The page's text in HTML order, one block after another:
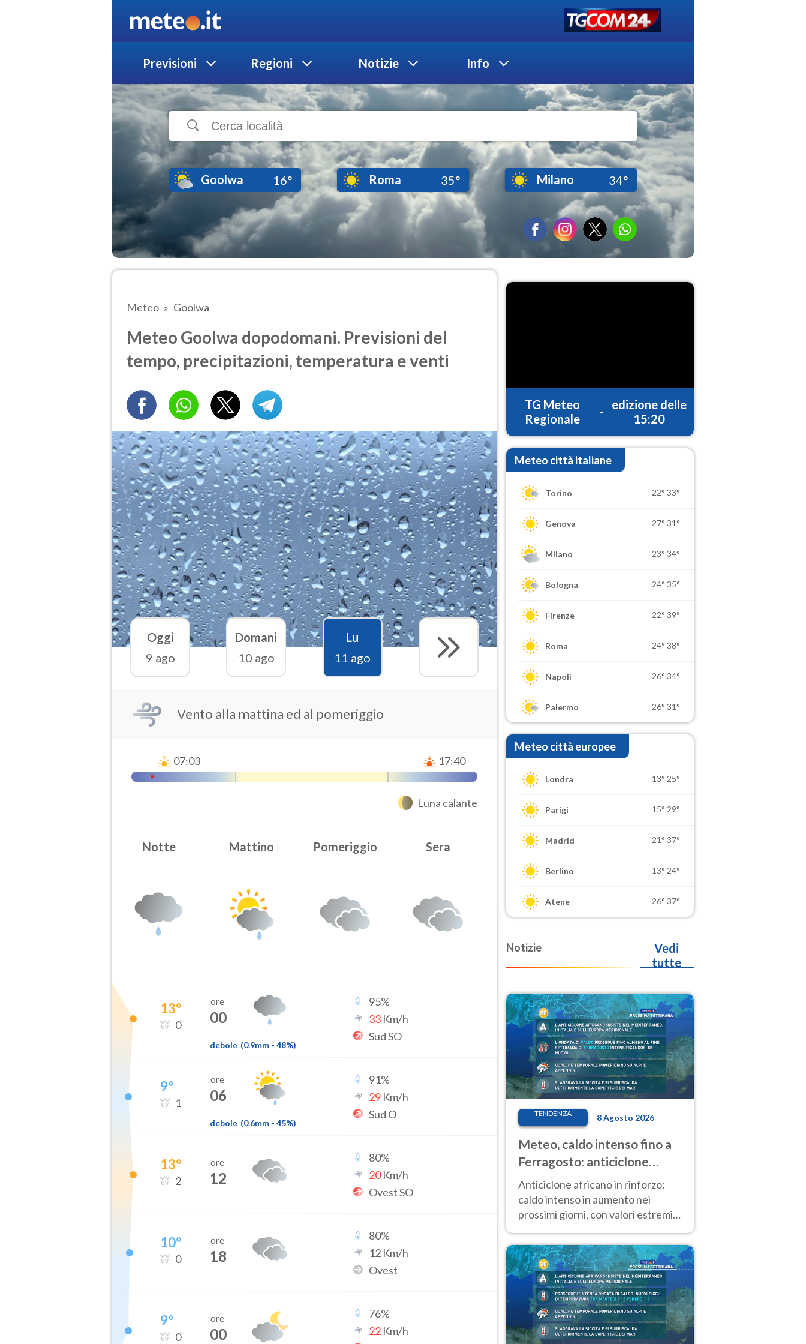
Previsioni Regioni Notizie Info
Goolwa 16° Roma 35° Milano 34°
Meteo Goolwa
Meteo Goolwa dopodomani. Previsioni del
tempo, precipitazioni, temperatura e venti
Oggi
9 ago
Domani
10 ago
Lu
11 ago
Vento alla mattina ed al pomeriggio
07:03 17:40
Luna calante
Notte Mattino Pomeriggio Sera
13°
0
ore
00
debole (0.9mm - 48%)
95%
33 Km/h
Sud SO
9°
1
ore
06
debole (0.6mm - 45%)
91%
29 Km/h
Sud O
13°
2
ore
12
80%
20Km/h
Ovest SO
10°
0
ore
18
80%
12 Km/h
Ovest
9°
0
ore
00
76%
22 Km/h
TG Meteo
Regionale
-
edizione delle
15:20
Meteo città italiane
Torino 22° 33°
Genova 27° 31°
Milano 23° 34°
Bologna 24° 35°
Firenze 22° 39°
Roma 24° 38°
Napoli 26° 34°
Palermo 26° 31°
Meteo città europee
Londra 13° 25°
Parigi 15° 29°
Madrid 21° 37°
Berlino 13° 24°
Atene 26° 37°
Notizie
Vedi
tutte
TENDENZA 8 Agosto 2026
Meteo, caldo intenso fino a
Ferragosto: anticiclone
africano ancora
protagonista
Anticiclone africano in rinforzo:
caldo intenso in aumento nei
prossimi giorni, con valori estremi
d’Italia